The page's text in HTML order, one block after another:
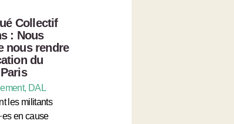
Collectif
: Nous
nous rendre
du
DAL
les militants
en cause